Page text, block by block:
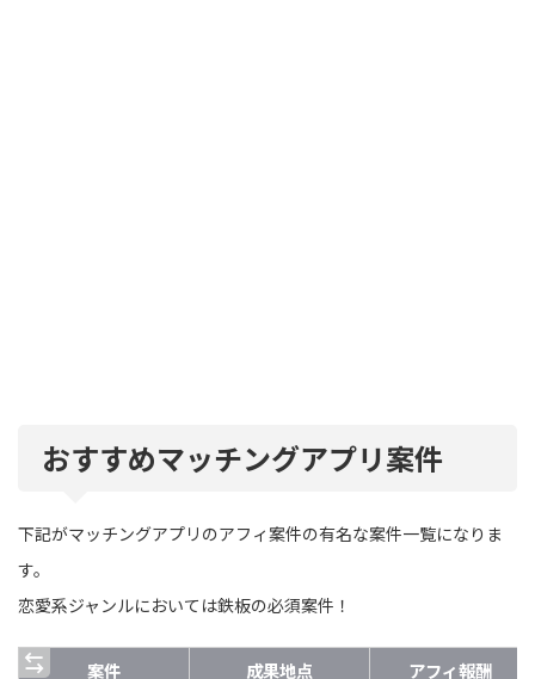
おすすめマッチングアプリ案件
下記がマッチングアプリのアフィ案件の有名な案件一覧になりま
す。
恋愛系ジャンルにおいては鉄板の必須案件！
案件 成果地点
アフィ報酬